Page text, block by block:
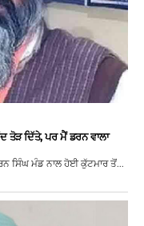
ਤੋੜ ਦਿੱਤੇ, ਪਰ ਮੈਂ ਡਰਨ ਵਾਲਾ
ਸਿੰਘ ਮੰਡ ਨਾਲ ਹੋਈ ਕੁੱਟਮਾਰ ਤੋਂ...